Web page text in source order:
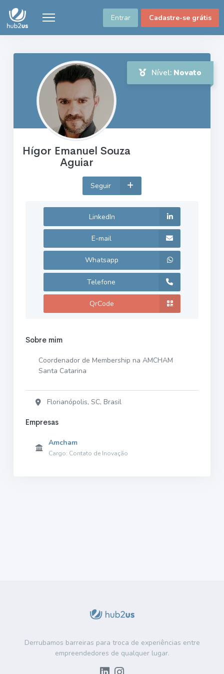
Entrar Cadastre-se grátis
Nível: Novato
Hígor Emanuel Souza
Aguiar
Seguir
LinkedIn
E-mail
Whatsapp
Telefone
QrCode
Sobre mim
Coordenador de Membership na AMCHAM
Santa Catarina
Florianópolis, SC, Brasil
Empresas
Amcham
Cargo: Contato de Inovação
Derrubamos barreiras para troca de experiências entre
empreendedores de qualquer lugar.